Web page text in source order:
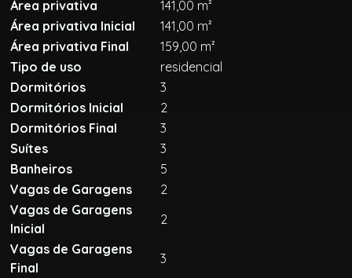
Área privativa
141,00 m²
Área privativa Inicial
141,00 m²
Área privativa Final
159,00 m²
Tipo de uso
residencial
Dormitórios
3
Dormitórios Inicial
2
Dormitórios Final
3
Suítes
3
Banheiros
5
Vagas de Garagens
2
Vagas de Garagens
Inicial
2
Vagas de Garagens
Final
3